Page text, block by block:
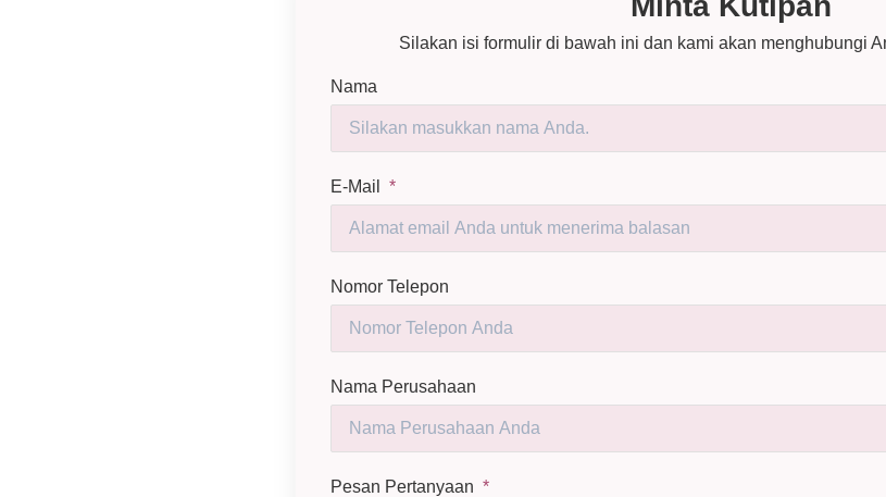
Silakan isi formulir di bawah ini dan kami akan menghubungi
Nama
E-Mail *
Nomor Telepon
Nama Perusahaan
Pesan Pertanyaan *